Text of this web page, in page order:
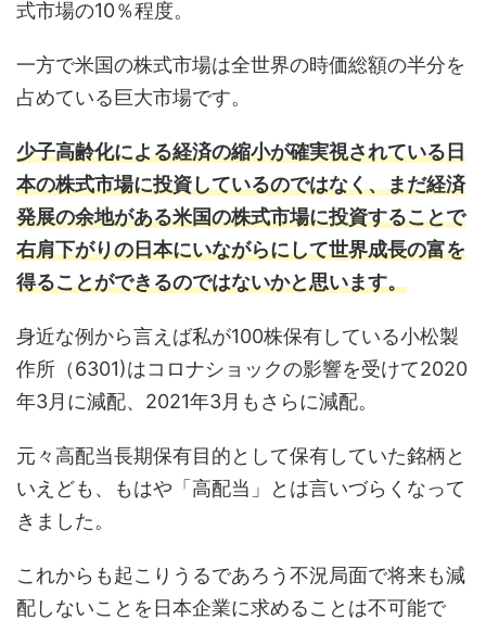
式市場の10％程度。
一方で米国の株式市場は全世界の時価総額の半分を
占めている巨大市場です。
少子高齢化による経済の縮小が確実視されている日
本の株式市場に投資しているのではなく、まだ経済
発展の余地がある米国の株式市場に投資することで
右肩下がりの日本にいながらにして世界成長の富を
得ることができるのではないかと思います。
身近な例から言えば私が100株保有している小松製
作所（6301)はコロナショックの影響を受けて2020
年3月に減配、2021年3月もさらに減配。
元々高配当長期保有目的として保有していた銘柄と
いえども、もはや「高配当」とは言いづらくなって
きました。
これからも起こりうるであろう不況局面で将来も減
配しないことを日本企業に求めることは不可能で